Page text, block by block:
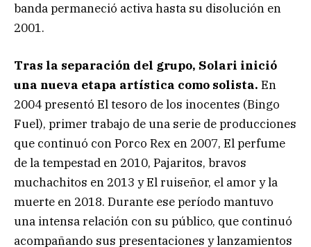
banda permaneció activa hasta su disolución en
2001.
Tras la separación del grupo, Solari inició
una nueva etapa artística como solista. En
2004 presentó El tesoro de los inocentes (Bingo
Fuel), primer trabajo de una serie de producciones
que continuó con Porco Rex en 2007, El perfume
de la tempestad en 2010, Pajaritos, bravos
muchachitos en 2013 y El ruiseñor, el amor y la
muerte en 2018. Durante ese período mantuvo
una intensa relación con su público, que continuó
acompañando sus presentaciones y lanzamientos